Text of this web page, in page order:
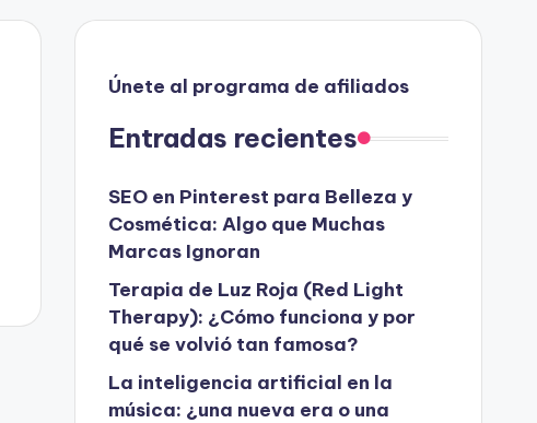
Únete al programa de afiliados
Entradas recientes
SEO en Pinterest para Belleza y
Cosmética: Algo que Muchas
Marcas Ignoran
Terapia de Luz Roja (Red Light
Therapy): ¿Cómo funciona y por
qué se volvió tan famosa?
La inteligencia artificial en la
música: ¿una nueva era o una